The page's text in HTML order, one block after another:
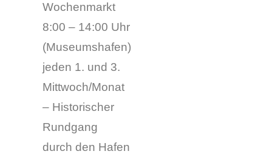
Wochenmarkt
8:00 – 14:00 Uhr
(Museumshafen)
jeden 1. und 3.
Mittwoch/Monat
– Historischer
Rundgang
durch den Hafen